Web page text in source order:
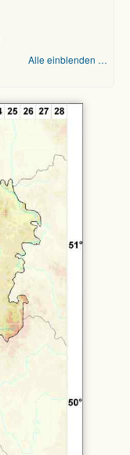
Alle einblenden …